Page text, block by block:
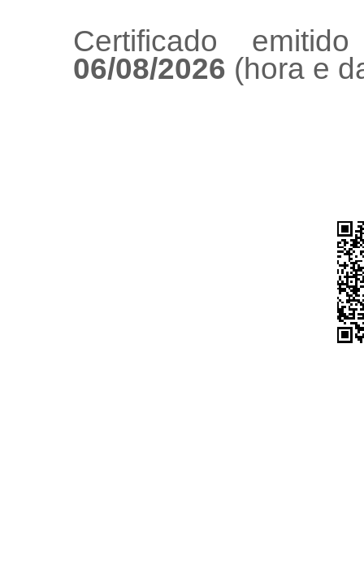
Certificado
06/08/2026 (hora e